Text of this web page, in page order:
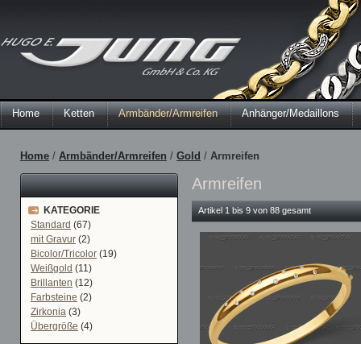
Home Ketten Armbänder/Armreifen Anhänger/Medaillons
Home / Armbänder/Armreifen / Gold / Armreifen
Armreifen
Artikel 1 bis 9 von 88 gesamt
KATEGORIE
Standard (67)
mit Gravur (2)
Bicolor/Tricolor (19)
Weißgold (11)
Brillanten (12)
Farbsteine (2)
Zirkonia (3)
Übergröße (4)